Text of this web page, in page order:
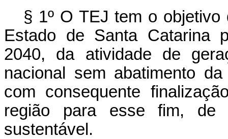
§ 1º O TEJ tem o
Estado de Santa Catarina
2040, da atividade de
nacional sem abatimento
com consequente
região para esse fim, de
sustentável.